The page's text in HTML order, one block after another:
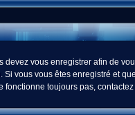
vous enregistrer afin de
vous vous êtes enregistré et
toujours pas,